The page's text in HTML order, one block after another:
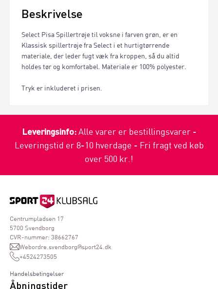
Beskrivelse
Select Pisa Spillertrøje til voksne i farven grøn, er en
Klassisk spillertrøje fra Select i et hurtigtørrende
materiale, der leder fugt væk fra kroppen, så du altid
holdes tør og komfortabel. Materiale er 100% polyester.
Tryk er inkluderet i prisen.
Leveringsinfo:Alle varer er bestillingsvarer -
Leveringstid er 8-10 hverdage - Fri fragt ved køb
over 500 kr.!
Centrumpladsen 17
5700 Svendborg
CVR-nummer: 38662767
Webordre.svendborg@sport24.dk
+4524273505
Handelsbetingelser
Åbningstider